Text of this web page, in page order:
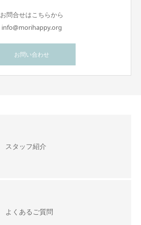
お問合せはこちらから
info@morihappy.org
お問い合わせ
スタッフ紹介
よくあるご質問